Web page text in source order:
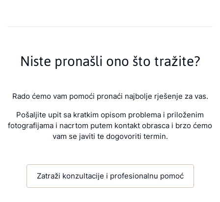
Niste pronašli ono što tražite?
Rado ćemo vam pomoći pronaći najbolje rješenje za vas.
Pošaljite upit sa kratkim opisom problema i priloženim
fotografijama i nacrtom putem kontakt obrasca i brzo ćemo
vam se javiti te dogovoriti termin.
Zatraži konzultacije i profesionalnu pomoć